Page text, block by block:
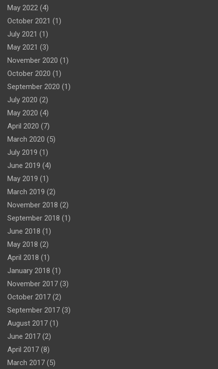
May 2022 (4)
October 2021 (1)
July 2021 (1)
May 2021 (3)
November 2020 (1)
October 2020 (1)
September 2020 (1)
July 2020 (2)
May 2020 (4)
April 2020 (7)
March 2020 (5)
July 2019 (1)
June 2019 (4)
May 2019 (1)
March 2019 (2)
November 2018 (2)
September 2018 (1)
June 2018 (1)
May 2018 (2)
April 2018 (1)
January 2018 (1)
November 2017 (3)
October 2017 (2)
September 2017 (3)
August 2017 (1)
June 2017 (2)
April 2017 (8)
March 2017 (5)